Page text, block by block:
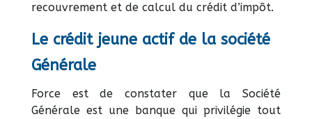
recouvrement et de calcul du crédit d’impôt.
Le crédit jeune actif de la société
Générale
Force est de constater que la Société
Générale est une banque qui privilégie tout